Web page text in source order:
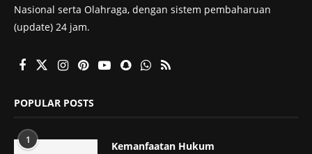
Nasional serta Olahraga, dengan sistem pembaharuan
(update) 24 jam.
POPULAR POSTS
1 Kemanfaatan Hukum